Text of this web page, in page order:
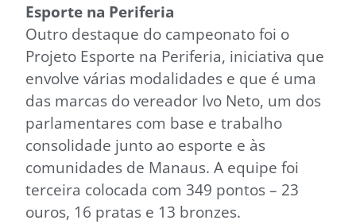
Esporte na Periferia
Outro destaque do campeonato foi o
Projeto Esporte na Periferia, iniciativa que
envolve várias modalidades e que é uma
das marcas do vereador Ivo Neto, um dos
parlamentares com base e trabalho
consolidade junto ao esporte e às
comunidades de Manaus. A equipe foi
terceira colocada com 349 pontos – 23
ouros, 16 pratas e 13 bronzes.